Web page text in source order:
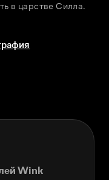
в царстве Силла.
Wink